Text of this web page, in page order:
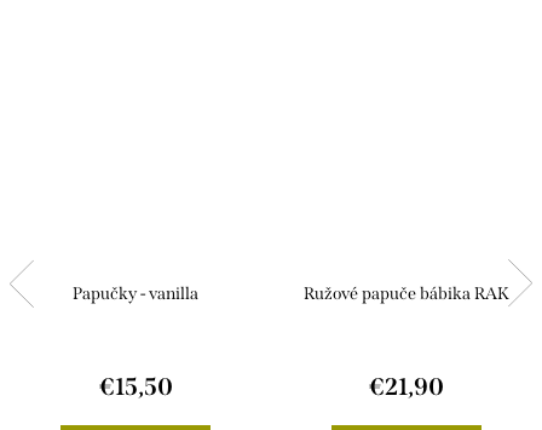
Papučky - vanilla
€15,50
Ružové papuče bábika RAK
€21,90